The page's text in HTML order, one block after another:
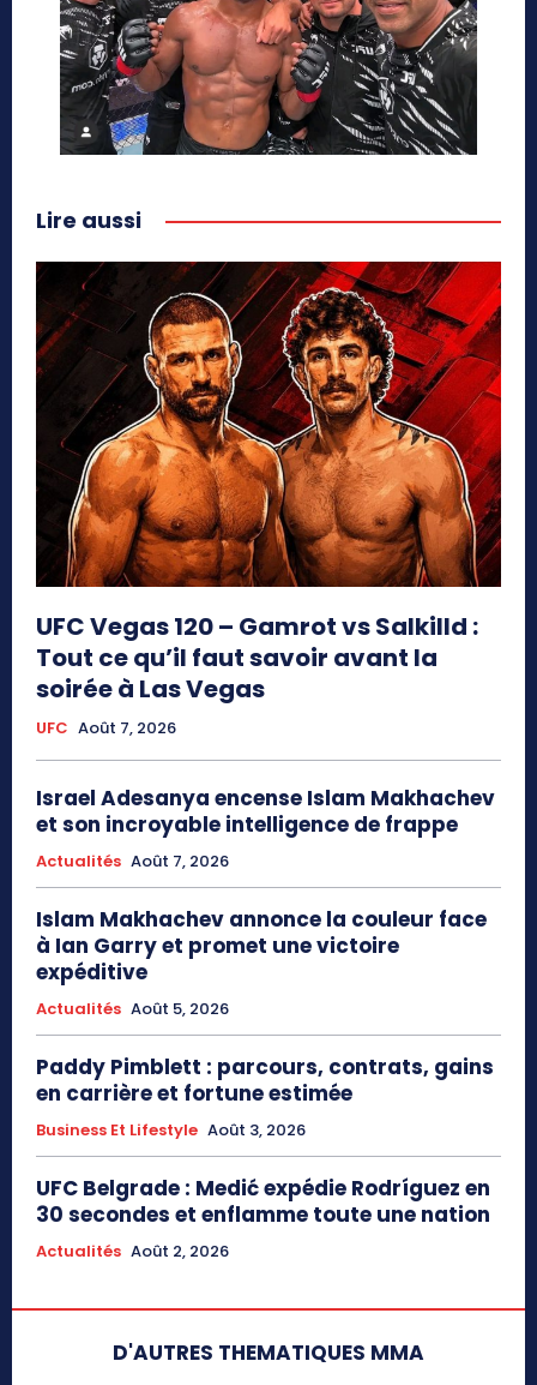
Lire aussi
UFC Vegas 120 – Gamrot vs Salkilld :
Tout ce qu’il faut savoir avant la
soirée à Las Vegas
UFC Août 7, 2026
Israel Adesanya encense Islam Makhachev
et son incroyable intelligence de frappe
Actualités Août 7, 2026
Islam Makhachev annonce la couleur face
à Ian Garry et promet une victoire
expéditive
Actualités Août 5, 2026
Paddy Pimblett : parcours, contrats, gains
en carrière et fortune estimée
Business Et Lifestyle Août 3, 2026
UFC Belgrade : Medić expédie Rodríguez en
30 secondes et enflamme toute une nation
Actualités Août 2, 2026
D'AUTRES THEMATIQUES MMA